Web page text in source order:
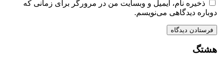
ذخیره نام، ایمیل و وبسایت من در مرورگر برای زمانی که
دوباره دیدگاهی می‌نویسم.
هشتگ